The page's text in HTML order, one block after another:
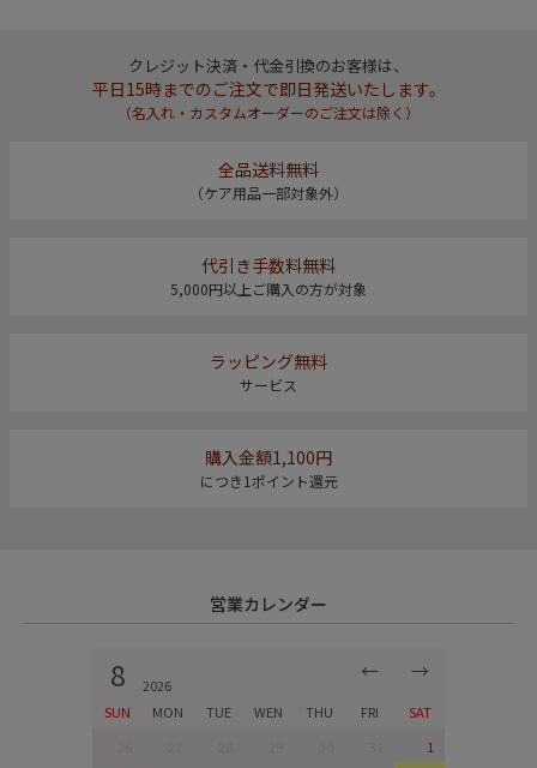
クレジット決済・代金引換のお客様は、
平日15時までのご注文で即日発送いたします。
（名入れ・カスタムオーダーのご注文は除く）
全品送料無料
（ケア用品一部対象外）
代引き手数料無料
5,000円以上ご購入の方が対象
ラッピング無料
サービス
購入金額1,100円
につき1ポイント還元
営業カレンダー
8 2026
← →
SUN MON TUE WEN THU FRI
SAT
1